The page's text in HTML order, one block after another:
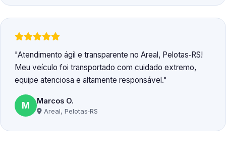
Atendimento ágil e transparente no Areal, Pelotas‑RS!
Meu veículo foi transportado com cuidado extremo,
equipe atenciosa e altamente responsável.
M Marcos O.
Areal, Pelotas‑RS